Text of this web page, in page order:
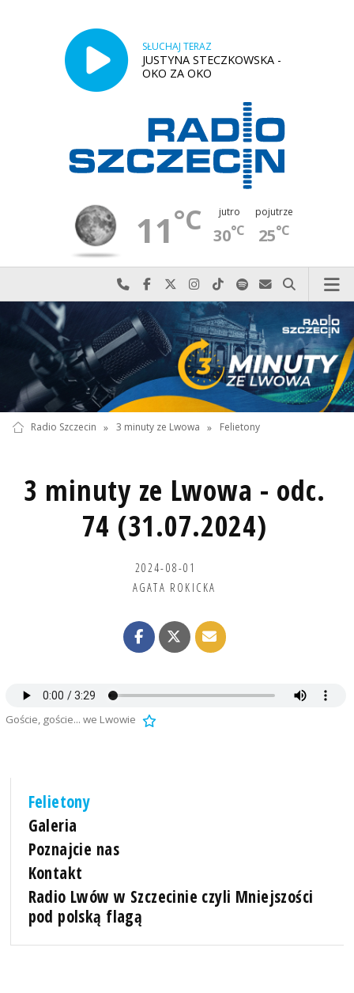
SŁUCHAJ TERAZ
JUSTYNA STECZKOWSKA -
OKO ZA OKO
11°C jutro
30°C
pojutrze
25°C
Najlepiej po prostu do nas zadzwoń
Odwiedź nas na Facebook-u
Odwiedź nas na X
Odwiedź nas na Instagram-ie
Odwiedź nas na TikTok-u
Szukaj nas na Spotify
Wyślij do nas
Szukaj
Radio Szczecin » 3 minuty ze Lwowa » Felietony
3 minuty ze Lwowa - odc.
74 (31.07.2024)
2024-08-01
AGATA ROKICKA
Goście, goście... we Lwowie
Felietony
Galeria
Poznajcie nas
Kontakt
Radio Lwów w Szczecinie czyli Mniejszości
pod polską flagą